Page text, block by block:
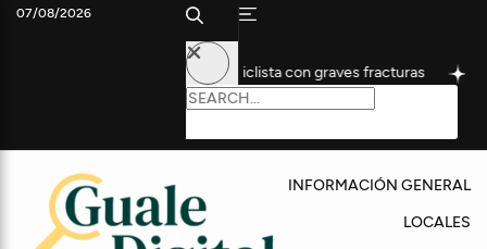
dejó a un motociclista con graves fracturas
07/08/2026
INFORMACIÓN GENERAL
LOCALES